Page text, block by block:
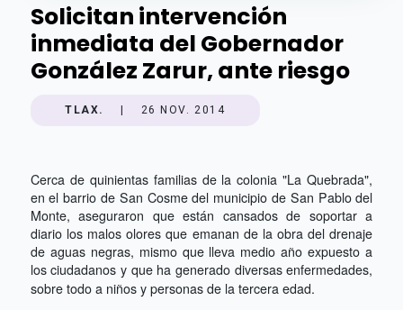
Solicitan intervención
inmediata del Gobernador
González Zarur, ante riesgo
TLAX. 26 NOV. 2014
Cerca de quinientas familias de la colonia "La Quebrada",
en el barrio de San Cosme del municipio de San Pablo del
Monte, aseguraron que están cansados de soportar a
diario los malos olores que emanan de la obra del drenaje
de aguas negras, mismo que lleva medio año expuesto a
los ciudadanos y que ha generado diversas enfermedades,
sobre todo a niños y personas de la tercera edad.